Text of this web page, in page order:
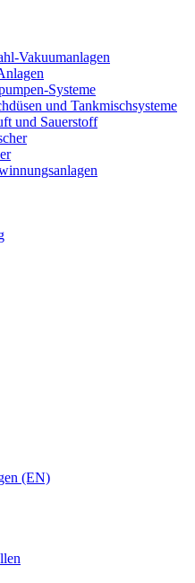
Vakuumanlagen
Systeme
und Tankmischsysteme
und Sauerstoff
(EN)